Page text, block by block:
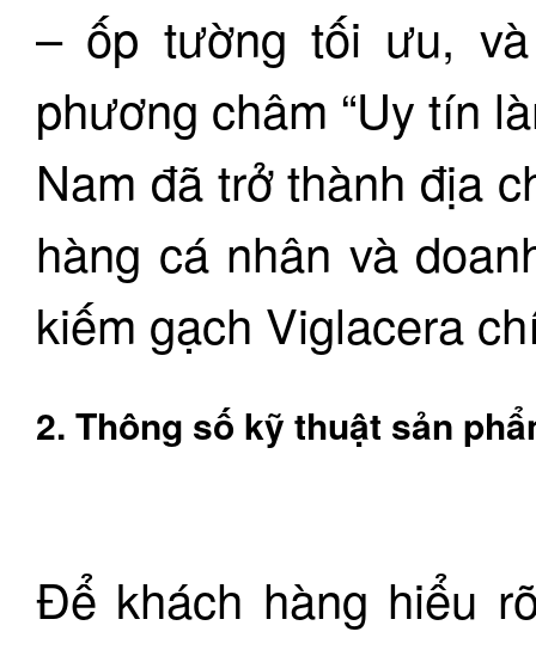
– ốp tường tối ưu,
phương châm “Uy tín
Nam đã trở thành địa
hàng cá nhân và
kiếm gạch Viglacera
2. Thông số kỹ thuật sản
Để khách hàng hiểu